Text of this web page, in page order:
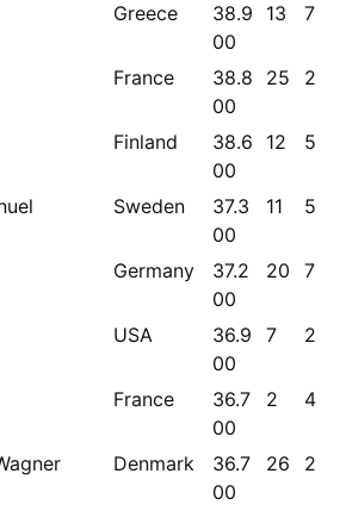
Greece
38.9
00
13 7
France
38.8
00
25 2
Finland
38.6
00
12 5
Sweden
37.3
00
11 5
Germany
37.2
00
20 7
USA
36.9
00
7 2
France
36.7
00
2 4
Denmark
36.7
00
26 2